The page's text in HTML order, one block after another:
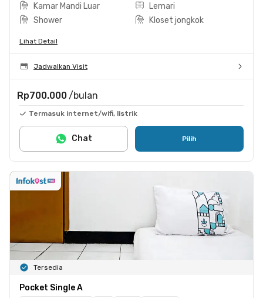
Kamar Mandi Luar
Lemari
Shower
Kloset jongkok
Lihat Detail
Jadwalkan Visit
Rp700.000 /bulan
Termasuk internet/wifi, listrik
Pilih
Chat
Tersedia
Pocket Single A